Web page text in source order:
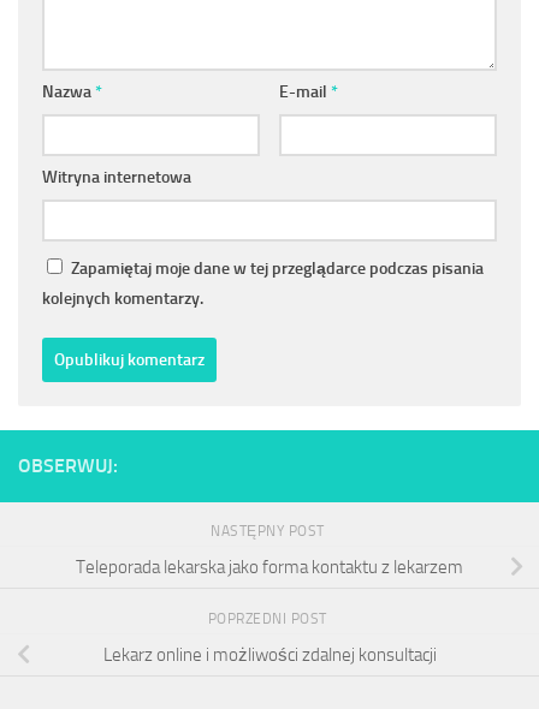
Nazwa* E-mail *
Witryna internetowa
Zapamiętaj moje dane w tej przeglądarce podczas pisania
kolejnych komentarzy.
OBSERWUJ:
NASTĘPNY POST
Teleporada lekarska jako forma kontaktu z lekarzem
POPRZEDNI POST
Lekarz online i możliwości zdalnej konsultacji